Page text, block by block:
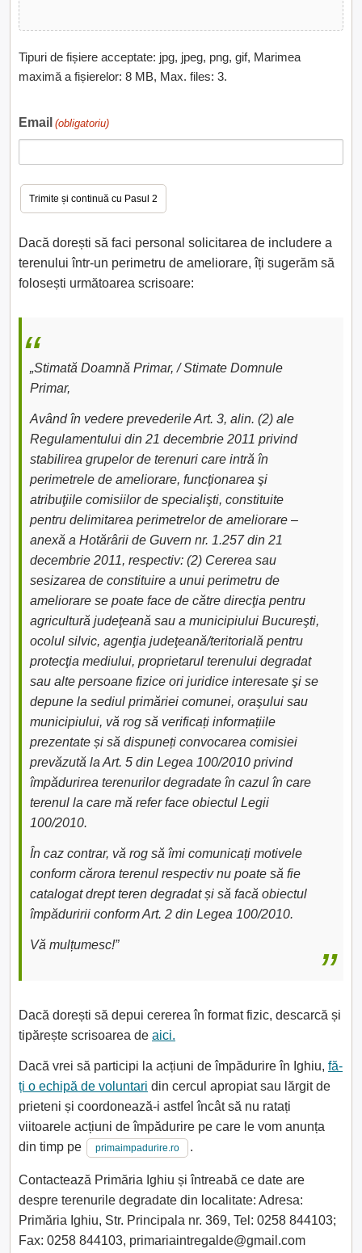
Tipuri de fișiere acceptate: jpg, jpeg, png, gif, Marimea
maximă a fișierelor: 8 MB, Max. files: 3.
Email (obligatoriu)
Dacă dorești să faci personal solicitarea de includere a
terenului într-un perimetru de ameliorare, îți sugerăm să
folosești următoarea scrisoare:
„Stimată Doamnă Primar, / Stimate Domnule
Primar,
Având în vedere prevederile Art. 3, alin. (2) ale
Regulamentului din 21 decembrie 2011 privind
stabilirea grupelor de terenuri care intră în
perimetrele de ameliorare, funcţionarea şi
atribuţiile comisiilor de specialişti, constituite
pentru delimitarea perimetrelor de ameliorare –
anexă a Hotărârii de Guvern nr. 1.257 din 21
decembrie 2011, respectiv: (2) Cererea sau
sesizarea de constituire a unui perimetru de
ameliorare se poate face de către direcţia pentru
agricultură judeţeană sau a municipiului Bucureşti,
ocolul silvic, agenţia judeţeană/teritorială pentru
protecţia mediului, proprietarul terenului degradat
sau alte persoane fizice ori juridice interesate şi se
depune la sediul primăriei comunei, oraşului sau
municipiului, vă rog să verificați informațiile
prezentate și să dispuneți convocarea comisiei
prevăzută la Art. 5 din Legea 100/2010 privind
împădurirea terenurilor degradate în cazul în care
terenul la care mă refer face obiectul Legii
100/2010.
În caz contrar, vă rog să îmi comunicați motivele
conform cărora terenul respectiv nu poate să fie
catalogat drept teren degradat și să facă obiectul
împăduririi conform Art. 2 din Legea 100/2010.
Vă mulțumesc!”
Dacă dorești să depui cererea în format fizic, descarcă și
tipărește scrisoarea de aici.
Dacă vrei să participi la acțiuni de împădurire în Ighiu, fă-
ți o echipă de voluntari din cercul apropiat sau lărgit de
prieteni și coordonează-i astfel încât să nu ratați
viitoarele acțiuni de împădurire pe care le vom anunța
din timp pe
primaimpadurire.ro .
Contactează Primăria Ighiu și întreabă ce date are
despre terenurile degradate din localitate: Adresa:
Primăria Ighiu, Str. Principala nr. 369, Tel: 0258 844103;
Fax: 0258 844103, primariaintregalde@gmail.com